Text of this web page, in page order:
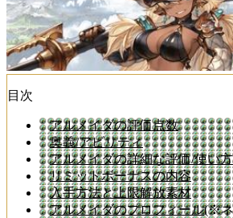
目次
アルメイダの評価点数
奥義/アビリティ
アルメイダの詳細な評価/使い方
リミットボーナスの内容
入手方法と上限解放素材
アルメイダのプロフィール(※ネ